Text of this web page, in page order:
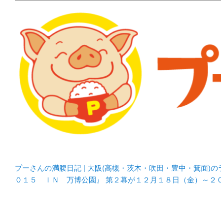
プーさんの満腹日記 |
豊中・箕面)のランチ＆
化してます。
プーさんの満腹日記 | 大阪(高槻・茨木・吹田・豊中・箕面)
０１５ ＩＮ 万博公園』 第２幕が１２月１８日（金）～２